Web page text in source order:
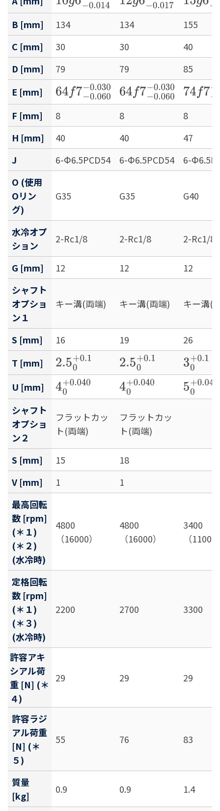
B [mm] 134 134
155
C [mm]
30 30
40
D [mm]
79 79
85
E [mm]
64f7−0.060− 0.030
64f7−0.060− 0.030
74f7−
F [mm] 8 8
8
H [mm]
40 40
47
J
6-Φ6.5PCD54 6-Φ6.5PCD54
6-
O (使用
Oリン
グ)
G35 G35 G40
水冷オプ
ション
2-Rc1/8 2-Rc1/8 2-Rc1/8
G [mm] 12 12
12
シャフト
オプショ
ン１
キー溝(両端) キー溝(両端) キー溝(
S [mm] 16 19
26
T [mm]
2.50+0.1 2.50+0.1 30+0.1
U [mm] 40+0.040 40+0.040 50+
シャフト
オプショ
ン２
フラットカッ
ト(両端)
フラットカッ
ト(両端)
S [mm] 15
18
V [mm]
1
1
最高回転
数 [rpm]
(＊１)
(＊２)
(水冷時)
4800
（16000）
4800
（16000）
3400
（
定格回転
数 [rpm]
(＊１)
(＊３)
(水冷時)
2200 2700 3300
許容アキ
シアル荷
重 [N] (＊
４)
29 29 29
許容ラジ
アル荷重
[N] (＊
５)
55 76 83
質量
[kg]
0.9 0.9 1.4